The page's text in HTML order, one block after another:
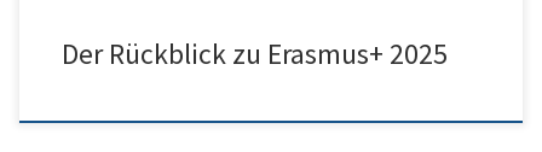
Der Rückblick zu Erasmus+ 2025